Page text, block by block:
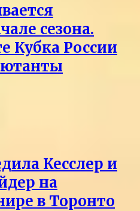
сезона.
Кубка России
Кесслер и
на
в Торонто